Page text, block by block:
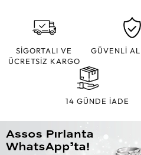
SİGORTALI VE
ÜCRETSİZ KARGO
GÜVENLİ
14 GÜNDE İADE